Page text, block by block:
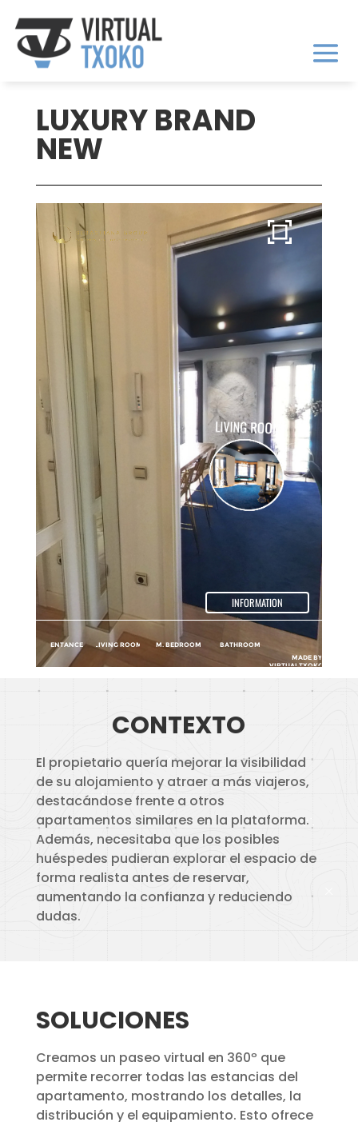
LUXURY BRAND
NEW
CONTEXTO
El propietario quería mejorar la visibilidad
de su alojamiento y atraer a más viajeros,
destacándose frente a otros
apartamentos similares en la plataforma.
Además, necesitaba que los posibles
huéspedes pudieran explorar el espacio de
forma realista antes de reservar,
aumentando la confianza y reduciendo
dudas.
SOLUCIONES
Creamos un paseo virtual en 360º que
permite recorrer todas las estancias del
apartamento, mostrando los detalles, la
distribución y el equipamiento. Esto ofrece